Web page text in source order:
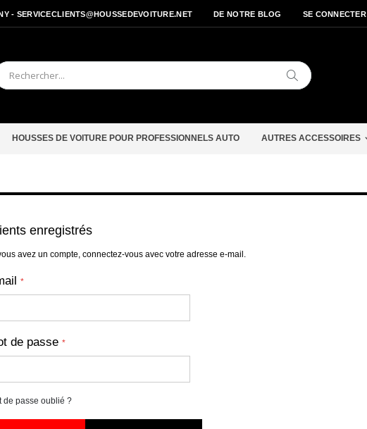
- SERVICECLIENTS@HOUSSEDEVOITURE.NET DE NOTRE BLOG SE CONNECTER
Chercher
HOUSSES DE VOITURE POUR PROFESSIONNELS AUTO AUTRES ACCESSOIRES
enregistrés
avez un compte, connectez-vous avec votre adresse e-mail.
de passe
de passe oublié ?